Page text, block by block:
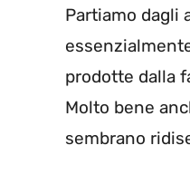
Partiamo dagli
prodotte dalla
Molto bene
sembrano